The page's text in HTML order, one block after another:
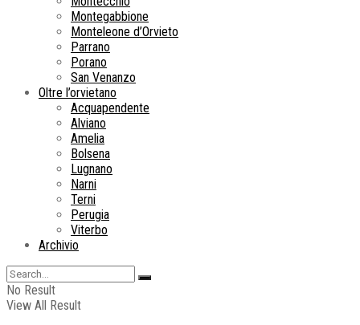
Montegabbione
Monteleone d’Orvieto
Parrano
Porano
San Venanzo
Oltre l’orvietano
Acquapendente
Alviano
Amelia
Bolsena
Lugnano
Narni
Terni
Perugia
Viterbo
Archivio
No Result
View All Result